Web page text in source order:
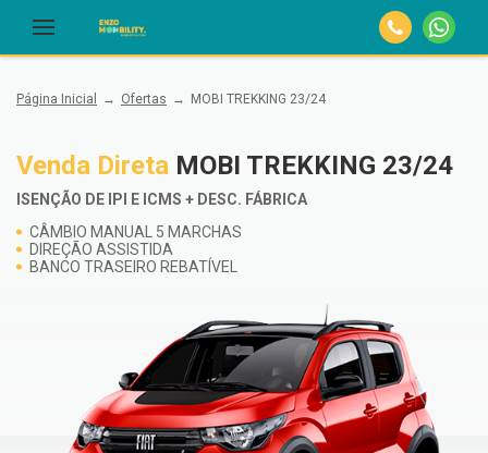
Página Inicial Ofertas MOBI TREKKING 23/24
Venda Direta MOBI TREKKING 23/24
ISENÇÃO DE IPI E ICMS + DESC. FÁBRICA
CÂMBIO MANUAL 5 MARCHAS
DIREÇÃO ASSISTIDA
BANCO TRASEIRO REBATÍVEL